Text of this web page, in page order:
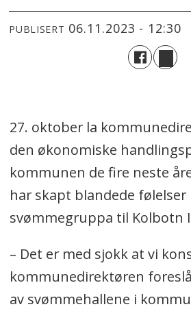
PUBLISERT 06.11.2023 - 12:30
27. oktober la
den økonomiske
kommunen de fire neste
har skapt blandede følelser
svømmegruppa til Kolbotn
– Det er med sjokk at vi
kommunedirektøren
av svømmehallene i